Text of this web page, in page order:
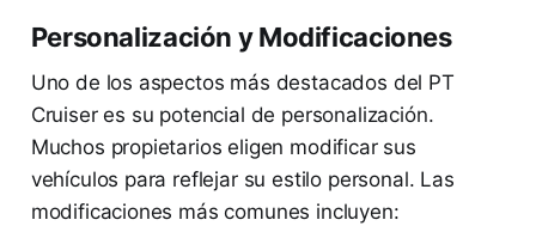
Personalización y Modificaciones
Uno de los aspectos más destacados del PT
Cruiser es su potencial de personalización.
Muchos propietarios eligen modificar sus
vehículos para reflejar su estilo personal. Las
modificaciones más comunes incluyen: